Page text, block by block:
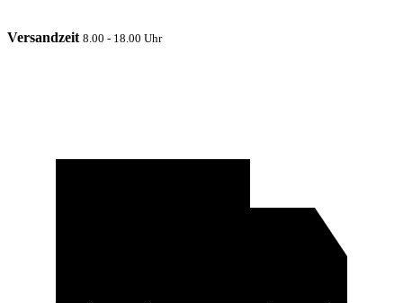
Versandzeit 8.00 - 18.00 Uhr